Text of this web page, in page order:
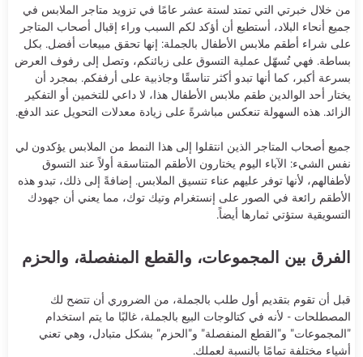
من خلال خبرتي التي تمتد لستة عشر عامًا في تزويد متاجر الملابس في
جميع أنحاء البلاد، أستطيع أن أؤكد لكم السبب وراء إقبال أصحاب المتاجر
على شراء أطقم ملابس الأطفال بالجملة: إنها تحقق مبيعات أفضل. بكل
بساطة. فهي تُسهّل عملية التسوق على زبائنكم، وتصل إلى رفوف العرض
بسرعة أكبر، كما أنها تبدو أكثر تناسقًا وجاذبية على أرففكم. بمجرد أن
يختار أحد الوالدين طقم ملابس الأطفال هذا، لا داعي للتخمين أو التفكير
الزائد. هذه السهولة تنعكس مباشرةً على زيادة معدلات التحويل عند الدفع.
جميع أصحاب المتاجر الذين انتقلوا إلى هذا النمط من الملابس يؤكدون لي
نفس الشيء: الآباء اليوم يختارون الأطقم المتناسقة أولاً عند التسوق
لأطفالهم، لأنها توفر عليهم عناء تنسيق الملابس. إضافةً إلى ذلك، تبدو هذه
الأطقم رائعة في الصور على إنستغرام وتيك توك، مما يعني أن جهودك
التسويقية ستؤتي ثمارها أيضاً.
الفرق بين المجموعات، والقطع المنفصلة، والحزم
قبل أن تقوم بتقديم أول طلب بالجملة، من الضروري أن تتضح لك
المصطلحات - لأنه في كتالوجات البيع بالجملة، غالبًا ما يتم استخدام
"المجموعات" و"القطع المنفصلة" و"الحزم" بشكل متبادل، وهي تعني
أشياء مختلفة تمامًا بالنسبة لعملك.